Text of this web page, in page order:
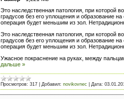
Это наследственная патология, при
градусов без его уплощения и образование
операция будет меньшим из зол.
Это наследственная патология, при
градусов без его уплощения и образование
операция будет меньшим из зол.
Ужасное покраснение на руках, между
дальше »
Просмотров: 317 Добавил: novikovnec Дата: